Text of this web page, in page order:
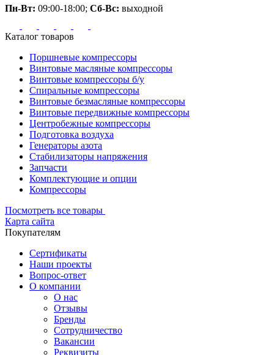
Пн-Вт: 09:00-18:00; Сб-Вс: выходной
Каталог товаров
Поршневые компрессоры
Винтовые масляные компрессоры
Винтовые компрессоры б/у
Спиральные компрессоры
Винтовые безмасляные компрессоры
Винтовые передвижные компрессоры
Центробежные компрессоры
Подготовка воздуха
Генераторы азота
Стабилизаторы напряжения
Запчасти
Комплектующие и опции
Компрессоры
Посмотреть все товары
Карта сайта
Покупателям
Сертификаты
Наши проекты
Вопрос-ответ
О компании
О нас
Отзывы
Бренды
Сотрудничество
Вакансии
Реквизиты